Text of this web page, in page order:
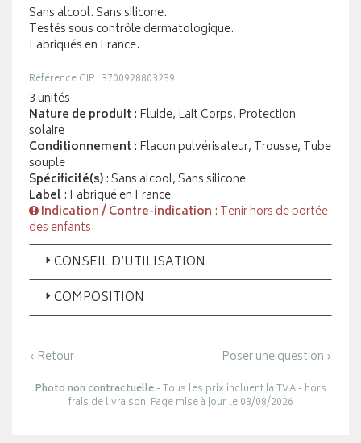
Sans alcool. Sans silicone.
Testés sous contrôle dermatologique.
Fabriqués en France.
Référence CIP : 3700928803239
3 unités
Nature de produit : Fluide, Lait Corps, Protection
solaire
Conditionnement : Flacon pulvérisateur, Trousse, Tube
souple
Spécificité(s): Sans alcool, Sans silicone
Label: Fabriqué en France
Indication / Contre-indication : Tenir hors de portée
des enfants
CONSEIL D’UTILISATION
COMPOSITION
‹ Retour Poser une question ›
Photo non contractuelle- Tous les prix incluent la TVA - hors
frais de livraison. Page mise à jour le 03/08/2026